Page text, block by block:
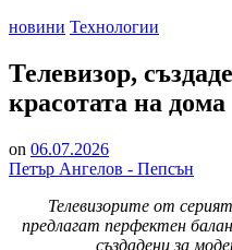
Posted
новини Технологии
Телевизор,
красотата на дома
on 06.07.2026
Петър Ангелов - Пепсън
Телевизорите от
предлагат перфектен
създадени за